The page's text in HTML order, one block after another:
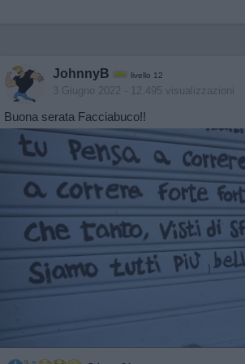
JohnnyB livello 12
3 Giugno 2022 - 12.495 visualizzazioni
Buona serata Facciabuco!!